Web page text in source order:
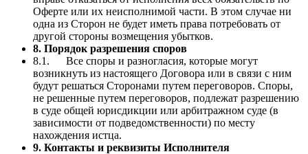
Оферте или их неисполнимой части. В этом случае ни
одна из Сторон не будет иметь права потребовать от
другой стороны возмещения убытков.
8. Порядок разрешения споров
8.1. Все споры и разногласия, которые могут
возникнуть из настоящего Договора или в связи с ним
будут решаться Сторонами путем переговоров. Споры,
не решенные путем переговоров, подлежат разрешению
в суде общей юрисдикции или арбитражном суде (в
зависимости от подведомственности) по месту
нахождения истца.
9. Контакты и реквизиты Исполнителя